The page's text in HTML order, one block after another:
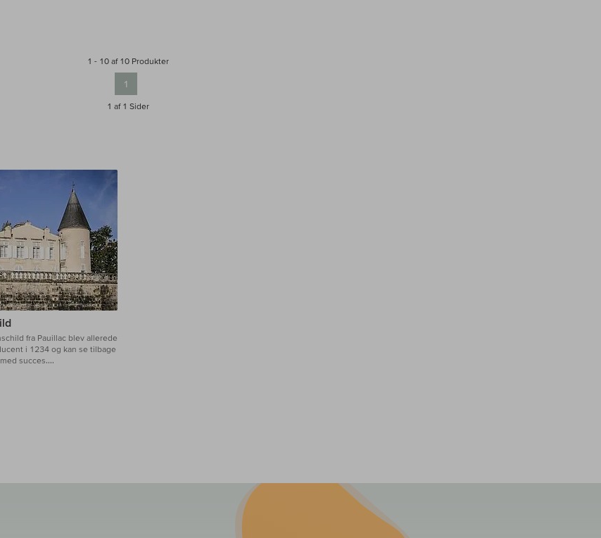
1 - 10 af 10 Produkter
1
1 af 1 Sider
fra Pauillac blev allerede
i 1234 og kan se tilbage
succes....